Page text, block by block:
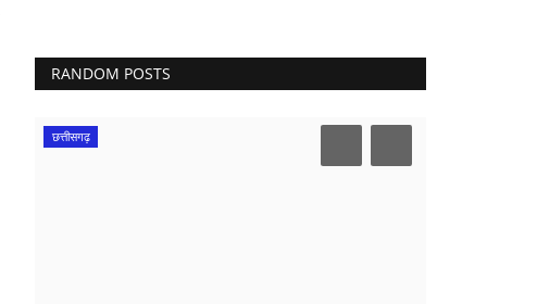
RANDOM POSTS
छत्तीसगढ़